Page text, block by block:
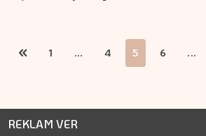
1 ... 4 5 6 ...
REKLAM VER